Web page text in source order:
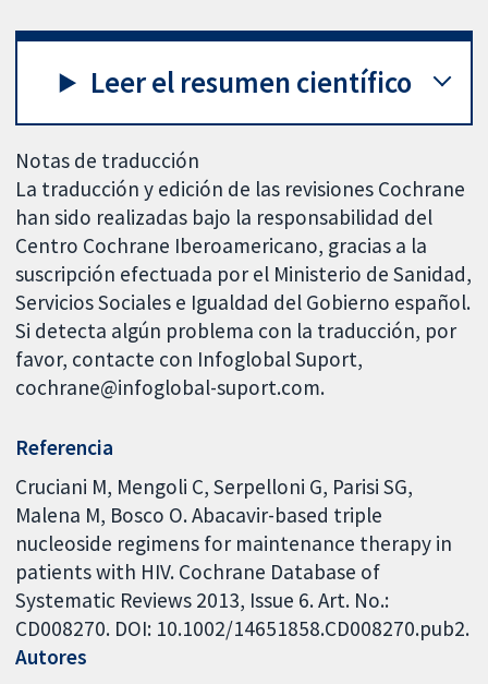
Leer el resumen científico
Notas de traducción
La traducción y edición de las revisiones Cochrane
han sido realizadas bajo la responsabilidad del
Centro Cochrane Iberoamericano, gracias a la
suscripción efectuada por el Ministerio de Sanidad,
Servicios Sociales e Igualdad del Gobierno español.
Si detecta algún problema con la traducción, por
favor, contacte con Infoglobal Suport,
cochrane@infoglobal-suport.com.
Referencia
Cruciani M, Mengoli C, Serpelloni G, Parisi SG,
Malena M, Bosco O. Abacavir-based triple
nucleoside regimens for maintenance therapy in
patients with HIV. Cochrane Database of
Systematic Reviews 2013, Issue 6. Art. No.:
CD008270. DOI: 10.1002/14651858.CD008270.pub2.
Autores